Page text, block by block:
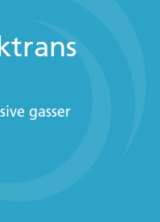
gasser